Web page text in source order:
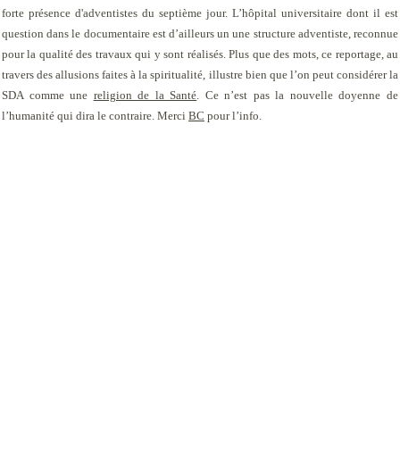
forte présence d'adventistes du septième jour. L’hôpital universitaire dont il est
question dans le documentaire est d’ailleurs un une structure adventiste, reconnue
pour la qualité des travaux qui y sont réalisés. Plus que des mots, ce reportage, au
travers des allusions faites à la spiritualité, illustre bien que l’on peut considérer la
SDA comme une religion de la Santé . Ce n’est pas la nouvelle doyenne de
l’humanité qui dira le contraire. Merci BC pour l’info.